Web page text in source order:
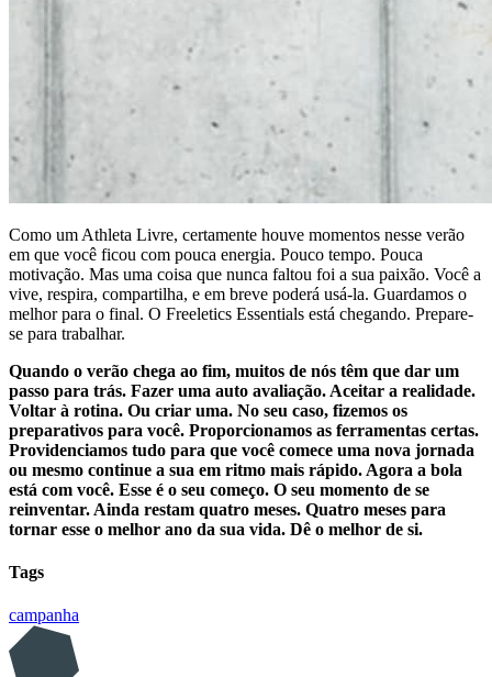
Como um Athleta Livre, certamente houve momentos nesse verão
em que você ficou com pouca energia. Pouco tempo. Pouca
motivação. Mas uma coisa que nunca faltou foi a sua paixão. Você a
vive, respira, compartilha, e em breve poderá usá-la. Guardamos o
melhor para o final. O Freeletics Essentials está chegando. Prepare-
se para trabalhar.
Quando o verão chega ao fim, muitos de nós têm que dar um
passo para trás. Fazer uma auto avaliação. Aceitar a realidade.
Voltar à rotina. Ou criar uma. No seu caso, fizemos os
preparativos para você. Proporcionamos as ferramentas certas.
Providenciamos tudo para que você comece uma nova jornada
ou mesmo continue a sua em ritmo mais rápido. Agora a bola
está com você. Esse é o seu começo. O seu momento de se
reinventar. Ainda restam quatro meses. Quatro meses para
tornar esse o melhor ano da sua vida. Dê o melhor de si.
Tags
campanha